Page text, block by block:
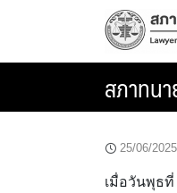
สภาทน
25/06/2025
เมื่อวันพุธ